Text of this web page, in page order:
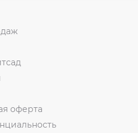
оферта